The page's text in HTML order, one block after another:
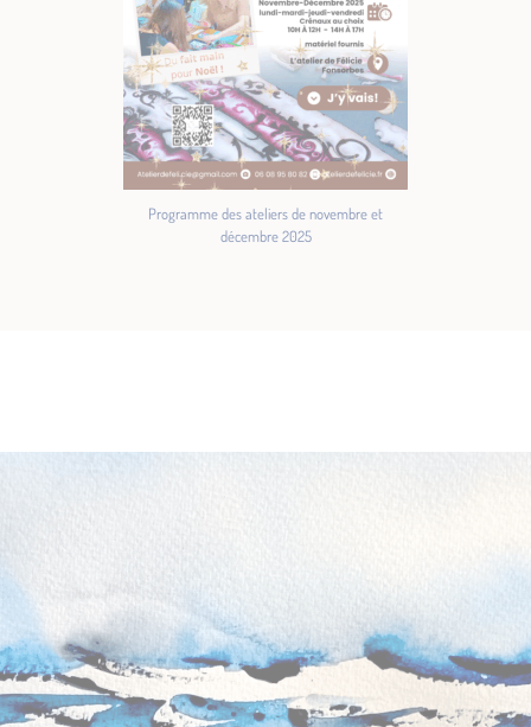
Programme des ateliers de novembre et
décembre 2025